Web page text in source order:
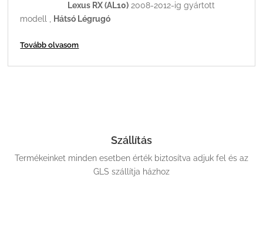
Lexus RX (AL10) 2008-2012-ig gyártott
modell ,
Hátsó Légrugó
Tovább olvasom
Szállítás
Termékeinket minden esetben érték biztosítva adjuk fel és az
GLS szállítja házhoz